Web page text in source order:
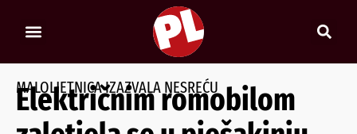
MALOLJETNICA IZAZVALA NESREĆU
Električnim romobilom